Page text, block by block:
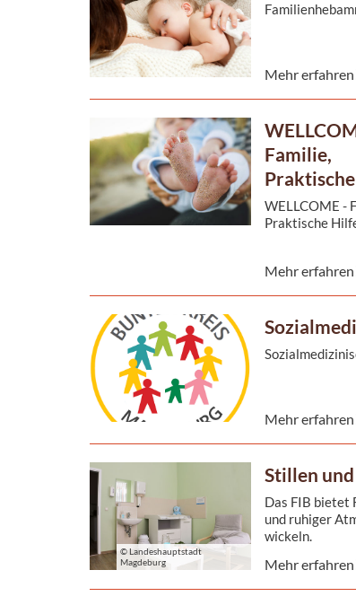
Außerdem ...
Mehr erfahren
Familie,
WELLCOME -
Praktische
Mehr erfahren
Licht der Welt
Mehr erfahren
Stillen
Das FIB bietet
und ruhiger
wickeln.
Mehr erfahren
© Landeshauptstadt
Magdeburg